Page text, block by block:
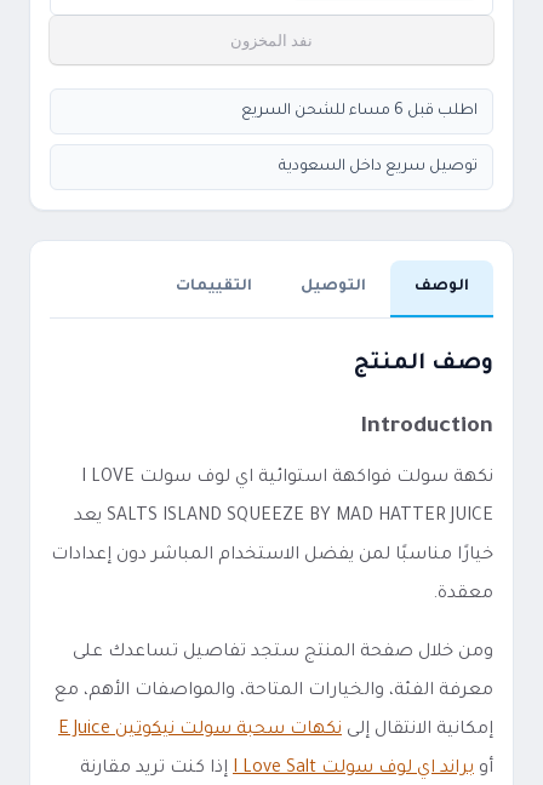
نفد المخزون
اطلب قبل 6 مساء للشحن السريع
توصيل سريع داخل السعودية
الوصف التوصيل التقييمات
وصف المنتج
Introduction
نكهة سولت فواكهة استوائية اي لوف سولت I LOVE
SALTS ISLAND SQUEEZE BY MAD HATTER JUICE يعد
خيارًا مناسبًا لمن يفضل الاستخدام المباشر دون إعدادات
معقدة.
ومن خلال صفحة المنتج ستجد تفاصيل تساعدك على
معرفة الفئة، والخيارات المتاحة، والمواصفات الأهم، مع
إمكانية الانتقال إلى نكهات سحبة سولت نيكوتين E Juice
أو براند اي لوف سولت I Love Salt
إذا كنت تريد مقارنة